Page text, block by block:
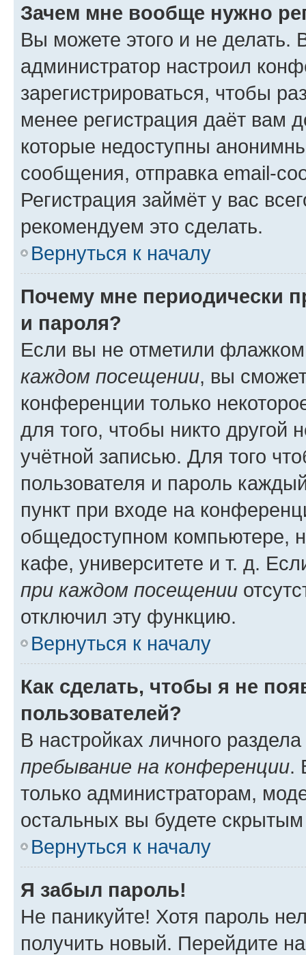
Зачем мне вообще нужно
Вы можете этого и не делать.
администратор настроил
зарегистрироваться, чтобы
менее регистрация даёт вам
которые недоступны
сообщения, отправка email-
Регистрация займёт у вас
рекомендуем это сделать.
Вернуться к началу
Почему мне периодически
и пароля?
Если вы не отметили
каждом посещении, вы
конференции только
для того, чтобы никто другой
учётной записью. Для того
пользователя и пароль
пункт при входе на
общедоступном компьютере,
кафе, университете и т. д.
при каждом посещении
отключил эту функцию.
Вернуться к началу
Как сделать, чтобы я не
пользователей?
В настройках личного
пребывание на конференции.
только администраторам,
остальных вы будете
Вернуться к началу
Я забыл пароль!
Не паникуйте! Хотя пароль
получить новый. Перейдите